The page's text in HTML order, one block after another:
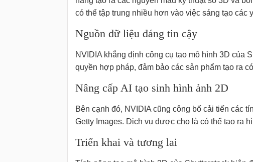
có thể tập trung nhiều hơn vào việc sáng tạo các
Nguồn dữ liệu đáng tin cậy
NVIDIA khẳng định công cụ tạo mô hình 3D của
quyền hợp pháp, đảm bảo các sản phẩm tạo ra
Nâng cấp AI tạo sinh hình ảnh 2D
Bên cạnh đó, NVIDIA cũng công bố cải tiến các
Getty Images. Dịch vụ được cho là có thể tạo ra
Triển khai và tương lai